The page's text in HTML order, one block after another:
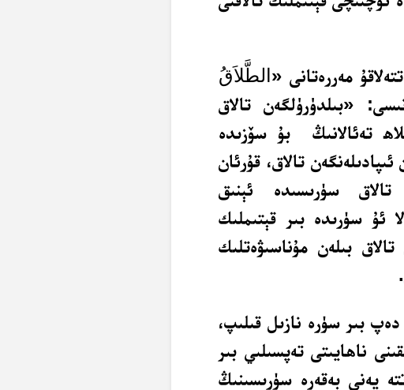
مەررەتانى « الطَّلاَقُ
«بىلدۈرۈلگەن تالاق
تەئالانىڭ بۇ سۆزىدە
تالاق، قۇرئان
تالاق سۈرىسىدە ئېنىق
ئۇ سۈرىدە بىر قېتىملىك
بىلەن مۇناسىۋەتلىك
دەپ بىر سۈرە نازىل قىلىپ،
ناھايىتى تەپسىلىي بىر
يەنى بەقەرە سۈرىسىنىڭ